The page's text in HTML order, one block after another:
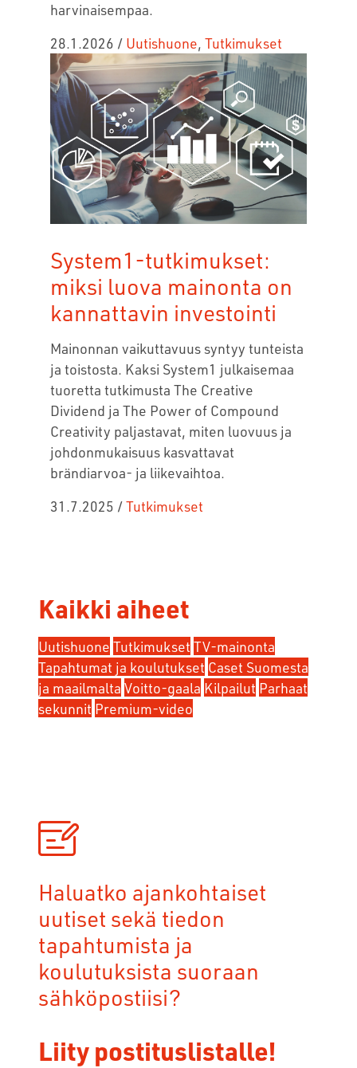
harvinaisempaa.
28.1.2026 / Uutishuone, Tutkimukset
System1-tutkimukset:
miksi luova mainonta on
kannattavin investointi
Mainonnan vaikuttavuus syntyy tunteista
ja toistosta. Kaksi System1 julkaisemaa
tuoretta tutkimusta The Creative
Dividend ja The Power of Compound
Creativity paljastavat, miten luovuus ja
johdonmukaisuus kasvattavat
brändiarvoa- ja liikevaihtoa.
31.7.2025 /Tutkimukset
Kaikki aiheet
Uutishuone Tutkimukset TV-mainonta
Tapahtumat ja koulutukset Caset Suomesta
ja maailmalta Voitto-gaala Kilpailut Parhaat
sekunnit Premium-video
Haluatko ajankohtaiset
uutiset sekä tiedon
tapahtumista ja
koulutuksista suoraan
sähköpostiisi?
Liity postituslistalle!